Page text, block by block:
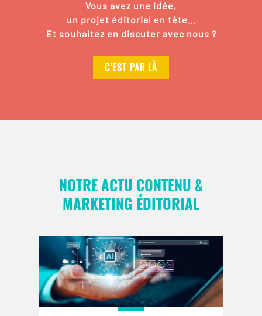
Vous avez une idée,
un projet éditorial en tête…
Et souhaitez en discuter avec nous ?
C’EST PAR LÀ
NOTRE ACTU CONTENU &
MARKETING ÉDITORIAL